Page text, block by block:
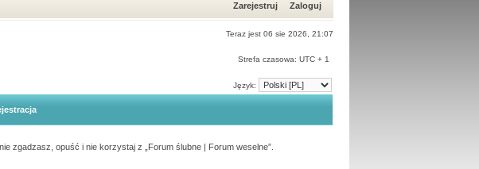
Zarejestruj Zaloguj
Teraz jest 06 sie 2026, 21:07
Strefa czasowa: UTC + 1
Język:
zgadzasz, opuść i nie korzystaj z „Forum ślubne | Forum weselne”.